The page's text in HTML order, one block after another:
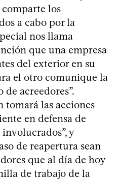
los
a cabo por la
nos llama
que una empresa
del exterior en su
el otro comunique la
acreedores”.
tomará las acciones
en defensa de
y
de reapertura sean
que al día de hoy
de trabajo de la